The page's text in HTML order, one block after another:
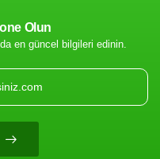
Olun
en güncel bilgileri edinin.